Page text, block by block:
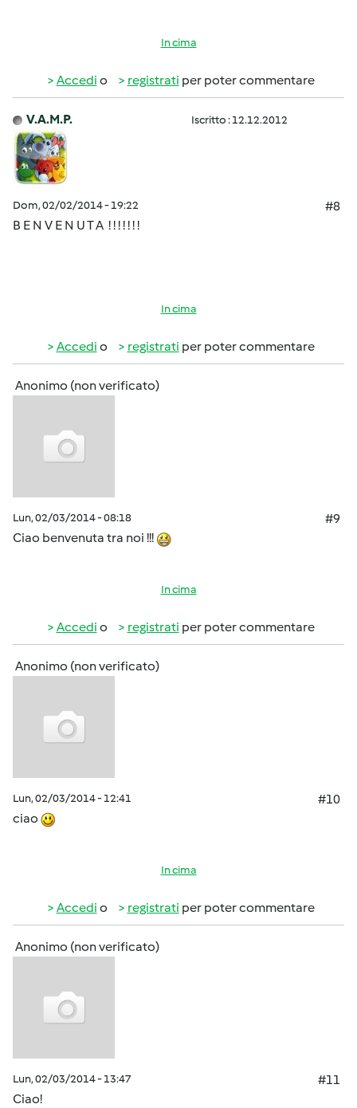
In cima
Accedi o registrati per poter commentare
V.A.M.P. Iscritto : 12.12.2012
Dom, 02/02/2014 - 19:22
#8
B E N V E N U T A ! ! ! ! ! ! !
In cima
Accedi o registrati per poter commentare
Anonimo (non verificato)
Lun, 02/03/2014 - 08:18
#9
Ciao benvenuta tra noi !!!
In cima
Accedi o registrati per poter commentare
Anonimo (non verificato)
Lun, 02/03/2014 - 12:41
#10
ciao
In cima
Accedi o registrati per poter commentare
Anonimo (non verificato)
Lun, 02/03/2014 - 13:47
#11
Ciao!